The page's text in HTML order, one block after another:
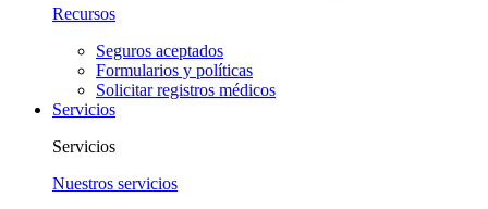
Recursos
Seguros aceptados
Formularios y políticas
Solicitar registros médicos
Servicios
Servicios
Nuestros servicios